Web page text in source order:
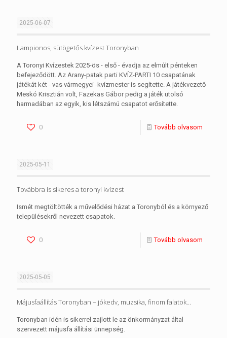
2025-06-07
Lampionos, sütögetős kvízest Toronyban
A Toronyi Kvízestek 2025-ös - első - évadja az elmúlt pénteken
befejeződött. Az Arany-patak parti KVÍZ-PARTI 10 csapatának
játékát két - vas vármegyei -kvízmester is segítette. A játékvezető
Meskó Krisztián volt, Fazekas Gábor pedig a játék utolsó
harmadában az egyik, kis létszámú csapatot erősítette.
0 Tovább olvasom
2025-05-11
Továbbra is sikeres a toronyi kvízest
Ismét megtöltötték a művelődési házat a Toronyból és a környező
településekről nevezett csapatok.
0 Tovább olvasom
2025-05-05
Májusfaállítás Toronyban – jókedv, muzsika, finom falatok…
Toronyban idén is sikerrel zajlott le az önkormányzat által
szervezett májusfa állítási ünnepség.